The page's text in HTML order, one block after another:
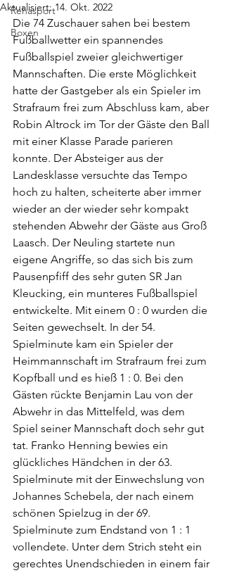
Rehasport
Boxen
Aktualisiert:14. Okt. 2022
Die 74 Zuschauer sahen bei bestem
Fußballwetter ein spannendes
Fußballspiel zweier gleichwertiger
Mannschaften. Die erste Möglichkeit
hatte der Gastgeber als ein Spieler im
Strafraum frei zum Abschluss kam, aber
Robin Altrock im Tor der Gäste den Ball
mit einer Klasse Parade parieren
konnte. Der Absteiger aus der
Landesklasse versuchte das Tempo
hoch zu halten, scheiterte aber immer
wieder an der wieder sehr kompakt
stehenden Abwehr der Gäste aus Groß
Laasch. Der Neuling startete nun
eigene Angriffe, so das sich bis zum
Pausenpfiff des sehr guten SR Jan
Kleucking, ein munteres Fußballspiel
entwickelte. Mit einem 0 : 0 wurden die
Seiten gewechselt. In der 54.
Spielminute kam ein Spieler der
Heimmannschaft im Strafraum frei zum
Kopfball und es hieß 1 : 0. Bei den
Gästen rückte Benjamin Lau von der
Abwehr in das Mittelfeld, was dem
Spiel seiner Mannschaft doch sehr gut
tat. Franko Henning bewies ein
glückliches Händchen in der 63.
Spielminute mit der Einwechslung von
Johannes Schebela, der nach einem
schönen Spielzug in der 69.
Spielminute zum Endstand von 1 : 1
vollendete. Unter dem Strich steht ein
gerechtes Unendschieden in einem fair